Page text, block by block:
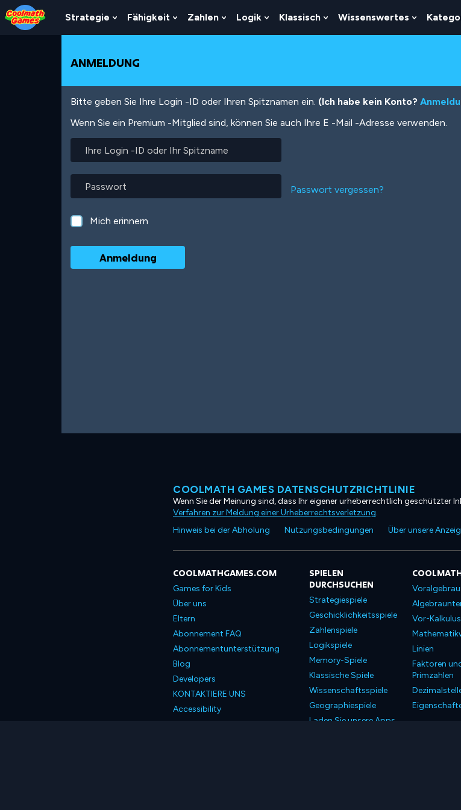
Skip
to
Top
Skip
to
Navigation
Skip
to
Main
Skip
to
Footer
Direkt
zum
Inhalt
Strategie
Show
Submenu
Strategie
Fähigkeit
Show
Submenu
Zahlen
Show
Submenu
Logik
Show
Submenu
Klassisch
Show
Submenu
Wissenswertes
Show
Submenu
ANMELDUNG
Bitte geben Sie Ihre Login -ID oder Ihren Spitznamen ein. (Ich habe kein Konto?
Wenn Sie ein Premium -Mitglied sind, können Sie auch Ihre E -Mail -Adresse verwenden.
Login
ID
oder
Ihr
Spitzname
Passwort vergessen?
Mich erinnern
COOLMATH GAMES DATENSCHUTZRICHTLINIE
Wenn Sie der Meinung sind, dass Ihr eigener urheberrechtlich geschützter
Verfahren zur Meldung einer Urheberrechtsverletzung.
Hinweis bei der Abholung
Nutzungsbedingungen Über unsere
COOLMATHGAMES.COM
Games for Kids
Über uns
Eltern
Abonnement FAQ
Abonnementunterstützung
Blog
Developers
KONTAKTIERE UNS
Accessibility
SPIELEN
DURCHSUCHEN
Strategiespiele
Geschicklichkeitsspiele
Zahlenspiele
Logikspiele
Memory-Spiele
Klassische Spiele
Wissenschaftsspiele
Geographiespiele
Laden Sie unsere Apps
Vor-
Linien
Faktoren
Primzahlen